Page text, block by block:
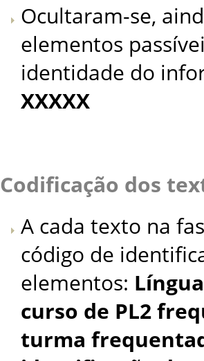
Ocultaram-se,
elementos
identidade do
XXXXX
Codificação dos
A cada texto na
código de
elementos:
curso de PL2
turma